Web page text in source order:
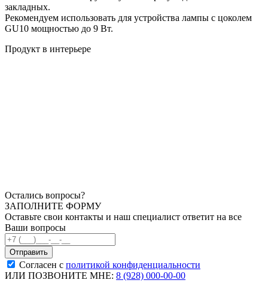
закладных.
Рекомендуем использовать для устройства лампы с цоколем
GU10 мощностью до 9 Вт.
Продукт в интерьере
Остались вопросы?
ЗАПОЛНИТЕ ФОРМУ
Оставьте свои контакты и наш специалист ответит на все
Ваши вопросы
Согласен с политикой конфиденциальности
ИЛИ ПОЗВОНИТЕ МНЕ: 8 (928) 000-00-00